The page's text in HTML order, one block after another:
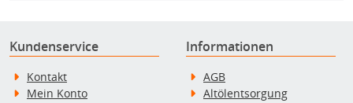
Kundenservice
Kontakt
Mein Konto
Informationen
AGB
Altölentsorgung